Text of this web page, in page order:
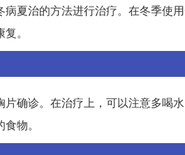
夏治的方法进行治疗。在冬季使
。
确诊。在治疗上，可以注意多喝
物。